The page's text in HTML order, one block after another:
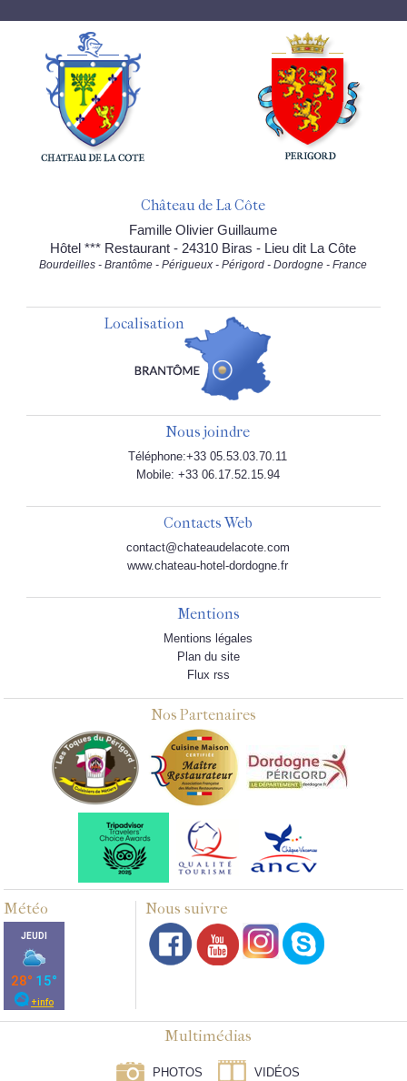
Château de La Côte
Famille Olivier Guillaume
Hôtel *** Restaurant - 24310 Biras - Lieu dit La Côte
Bourdeilles - Brantôme - Périgueux - Périgord - Dordogne - France
Localisation
Nous joindre
Téléphone:+33 05.53.03.70.11
Mobile: +33 06.17.52.15.94
Contacts Web
contact@chateaudelacote.com
www.chateau-hotel-dordogne.fr
Mentions
Mentions légales
Plan du site
Flux rss
Nos Partenaires
Météo Nous suivre
Multimédias
PHOTOS VIDÉOS